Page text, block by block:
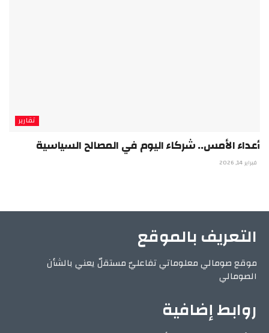
تقارير
أعداء الأمس.. شركاء اليوم في المصالح السياسية
فبراير 14, 2026
التعريف بالموقع
موقع صومالي معلوماتي تفاعليّ مستقلّ يعني بالشأن
الصومالي
روابط إضافية